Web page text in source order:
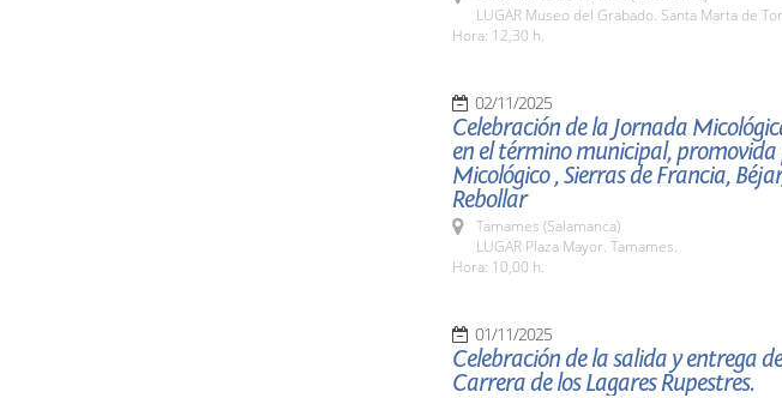
LUGAR Museo del Grabado. Santa Marta de
Hora: 12,30 h.
02/11/2025
Celebración de la Jornada
en el término municipal, promovida
Micológico , Sierras de Francia,
Rebollar
Tamames (Salamanca)
LUGAR Plaza Mayor. Tamames.
Hora: 10,00 h.
01/11/2025
Celebración de la salida y entrega
Carrera de los Lagares Rupestres.